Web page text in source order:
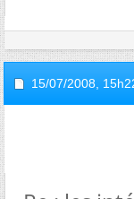
15/07/2008,